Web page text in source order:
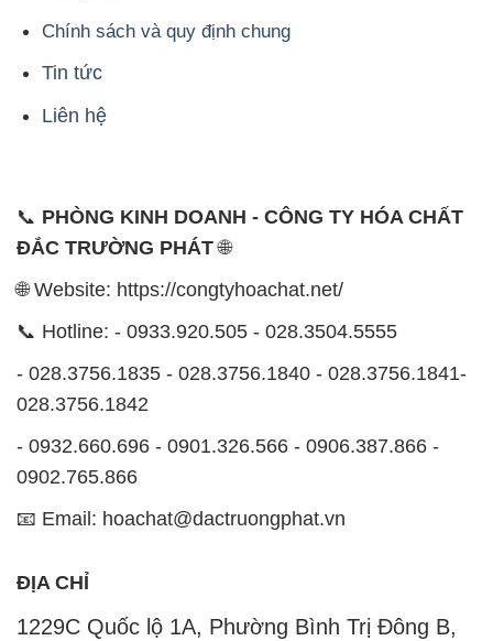
Chính sách và quy định chung
Tin tức
Liên hệ
📞 PHÒNG KINH DOANH - CÔNG TY HÓA CHẤT
ĐẮC TRƯỜNG PHÁT🌐
🌐 Website: https://congtyhoachat.net/
📞 Hotline: - 0933.920.505 - 028.3504.5555
- 028.3756.1835 - 028.3756.1840 - 028.3756.1841-
028.3756.1842
- 0932.660.696 - 0901.326.566 - 0906.387.866 -
0902.765.866
📧 Email: hoachat@dactruongphat.vn
ĐỊA CHỈ
1229C Quốc lộ 1A, Phường Bình Trị Đông B,